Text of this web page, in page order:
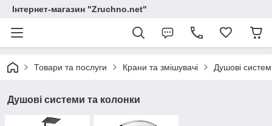
Інтернет-магазин "Zruchno.net"
Товари та послуги Крани та змішувачі Душові
Душові системи та колонки